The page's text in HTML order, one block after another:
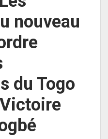
nouveau
du Togo